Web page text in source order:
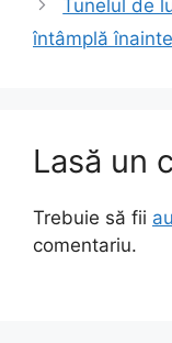
Tunelul de
întâmplă
Lasă un
Trebuie să fii
comentariu.